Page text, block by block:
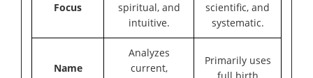
Focus
spiritual, and
intuitive.
scientific, and
systematic.
Name
Analyzes
current,
Primarily uses